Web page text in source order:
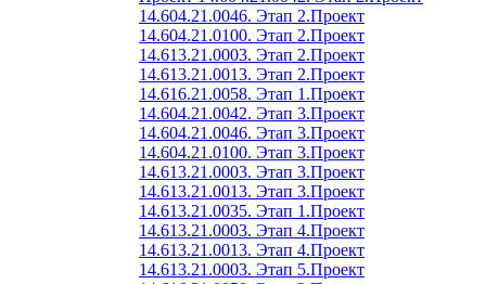
14.604.21.0046. Этап 2.Проект
14.604.21.0100. Этап 2.Проект
14.613.21.0003. Этап 2.Проект
14.613.21.0013. Этап 2.Проект
14.616.21.0058. Этап 1.Проект
14.604.21.0042. Этап 3.Проект
14.604.21.0046. Этап 3.Проект
14.604.21.0100. Этап 3.Проект
14.613.21.0003. Этап 3.Проект
14.613.21.0013. Этап 3.Проект
14.613.21.0035. Этап 1.Проект
14.613.21.0003. Этап 4.Проект
14.613.21.0013. Этап 4.Проект
14.613.21.0003. Этап 5.Проект